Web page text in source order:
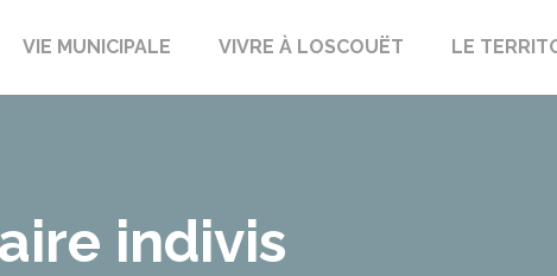
sur-Meu
VIE MUNICIPALE VIVRE À LOSCOUËT LE
indivis